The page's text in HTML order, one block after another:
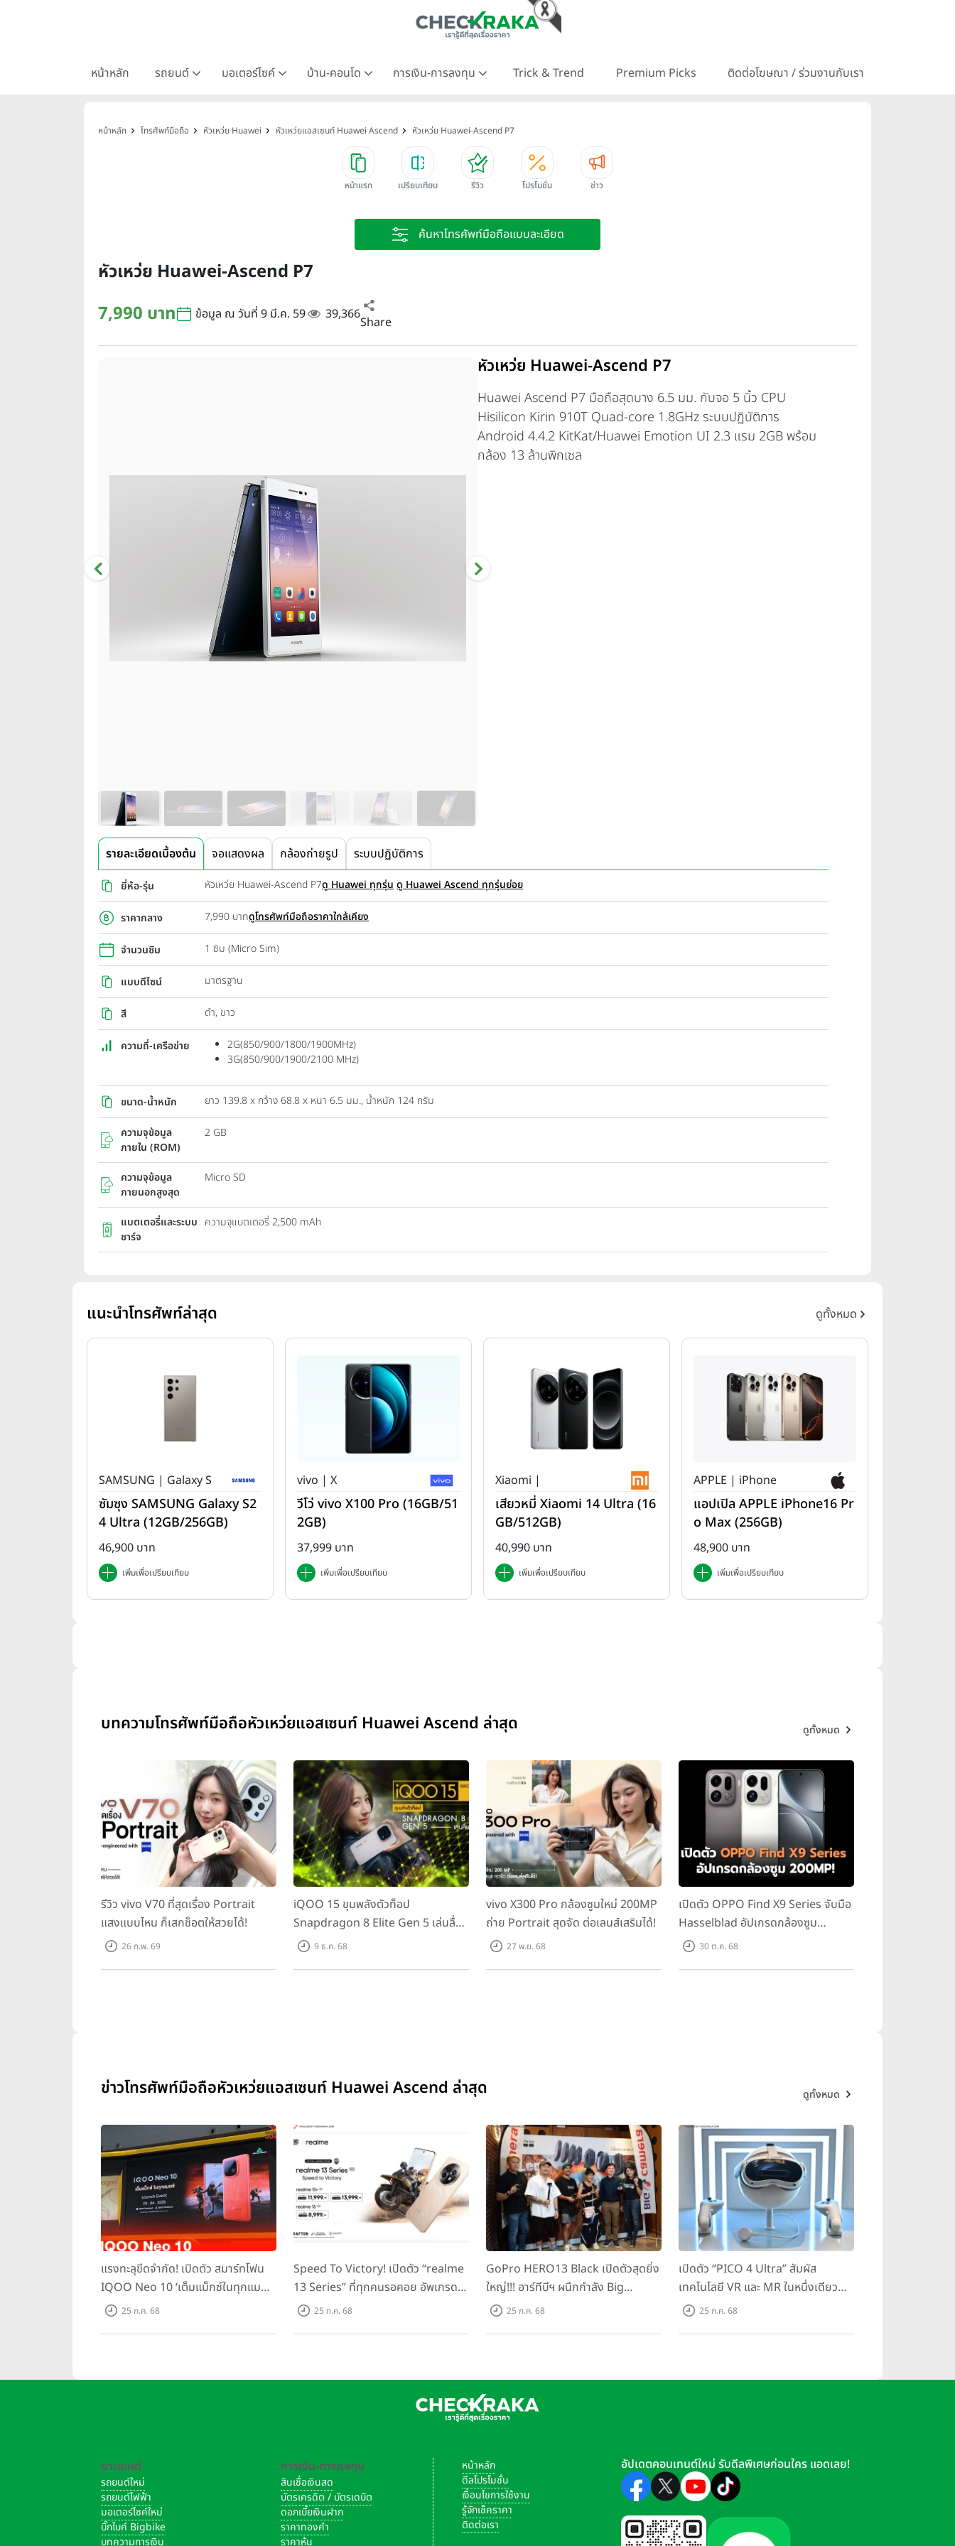
หน้าหลัก รถยนต์ มอเตอร์ไซค์ บ้าน-คอนโด การเงิน-การลงทุน Trick & Trend Premium Picks ติดต่อโฆษณา / ร่วมงานกับเรา
หน้าหลัก โทรศัพท์มือถือ หัวเหว่ย Huawei หัวเหว่ยแอสเซนท์ Huawei Ascend หัวเหว่ย Huawei-Ascend P7
หน้าแรก เปรียบเทียบ รีวิว โปรโมชั่น ข่าว
ค้นหาโทรศัพท์มือถือแบบละเอียด
หัวเหว่ย Huawei-Ascend P7
7,990 บาท
ข้อมูล ณ วันที่ 9 มี.ค. 59 39,366Share
หัวเหว่ย Huawei-Ascend P7
Huawei Ascend P7 มือถือสุดบาง 6.5 มม. กับจอ 5 นิ้ว CPU
Hisilicon Kirin 910T Quad-core 1.8GHz ระบบปฏิบัติการ
Android 4.4.2 KitKat/Huawei Emotion UI 2.3 แรม 2GB พร้อม
กล้อง 13 ล้านพิกเซล
รายละเอียดเบื้องต้น จอแสดงผล กล้องถ่ายรูป ระบบปฏิบัติการ
ยี่ห้อ-รุ่น หัวเหว่ย Huawei-Ascend P7ดู Huawei ทุกรุ่น ดู Huawei Ascend ทุกรุ่นย่อย
ราคากลาง 7,990 บาทดูโทรศัพท์มือถือราคาใกล้เคียง
จำนวนซิม 1 ซิม (Micro Sim)
แบบดีไซน์ มาตรฐาน
สี ดำ, ขาว
ความถี่-เครือข่าย
2G(850/900/1800/1900MHz)
3G(850/900/1900/2100 MHz)
ขนาด-น้ำหนัก ยาว 139.8 x กว้าง 68.8 x หนา 6.5 มม., น้ำหนัก 124 กรัม
ความจุข้อมูล
ภายใน (ROM)
2 GB
ความจุข้อมูล
ภายนอกสูงสุด
Micro SD
แบตเตอรี่และระบบ
ชาร์จ
ความจุแบตเตอรี่ 2,500 mAh
แนะนำโทรศัพท์ล่าสุด ดูทั้งหมด
SAMSUNG | Galaxy S
ซัมซุง SAMSUNG Galaxy S2
4 Ultra (12GB/256GB)
46,900 บาท
เพิ่มเพื่อเปรียบเทียบ
vivo | X
วีโว่ vivo X100 Pro (16GB/51
2GB)
37,999 บาท
เพิ่มเพื่อเปรียบเทียบ
Xiaomi |
เสียวหมี่ Xiaomi 14 Ultra (16
GB/512GB)
40,990 บาท
เพิ่มเพื่อเปรียบเทียบ
APPLE | iPhone
แอปเปิล APPLE iPhone16 Pr
o Max (256GB)
48,900 บาท
เพิ่มเพื่อเปรียบเทียบ
บทความโทรศัพท์มือถือหัวเหว่ยแอสเซนท์ Huawei Ascend ล่าสุด ดูทั้งหมด
รีวิว vivo V70 ที่สุดเรื่อง Portrait
แสงแบบไหน ก็เสกช็อตให้สวยได้!
26 ก.พ. 69
iQOO 15 ขุมพลังตัวท็อป
Snapdragon 8 Elite Gen 5 เล่นลื่น
ทุกเกม!9 ธ.ค. 68
vivo X300 Pro กล้องซูมใหม่ 200MP
ถ่าย Portrait สุดจัด ต่อเลนส์เสริมได้!
27 พ.ย. 68
เปิดตัว OPPO Find X9 Series จับมือ
Hasselblad อัปเกรดกล้องซูม
200MP!30 ต.ค. 68
ข่าวโทรศัพท์มือถือหัวเหว่ยแอสเซนท์ Huawei Ascend ล่าสุด ดูทั้งหมด
แรงทะลุขีดจำกัด! เปิดตัว สมาร์ทโฟน
IQOO Neo 10 ‘เต็มแม็กซ์ในทุกแมตช์’
ในราคาเริ่มต้นเพียง 15,900 บาท
25 ก.ค. 68
Speed To Victory! เปิดตัว “realme
13 Series” ที่ทุกคนรอคอย อัพเกรด
ชิปเซ็ตตัวแรง ขึ้นแท่น Gaming
25 ก.ค. 68
GoPro HERO13 Black เปิดตัวสุดยิ่ง
ใหญ่!!! อาร์ทีบีฯ ผนึกกำลัง Big
Camera และ GoPro จัดกิจกรรมสุด
25 ก.ค. 68
เปิดตัว “PICO 4 Ultra” สัมผัส
เทคโนโลยี VR และ MR ในหนึ่งเดียว
ยกระดับการทำงานและความบันเทิง
25 ก.ค. 68
ยานยนต์
รถยนต์ใหม่
รถยนต์ไฟฟ้า
มอเตอร์ไซค์ใหม่
บิ๊กไบค์ Bigbike
บทความการเงิน
การเงิน-การลงทุน
สินเชื่อเงินสด
บัตรเครดิต / บัตรเดบิต
ดอกเบี้ยเงินฝาก
ราคาทองคำ
ราคาหุ้น
หน้าหลัก
ดีลโปรโมชั่น
เงื่อนไขการใช้งาน
รู้จักเช็คราคา
ติดต่อเรา
อัปเดตคอนเทนต์ใหม่ รับดีลพิเศษก่อนใคร แอดเลย!